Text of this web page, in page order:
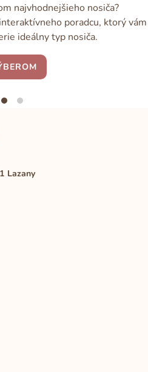
najvhodnejšieho nosiča?
poradcu, ktorý vám
ideálny typ nosiča.
Lazany